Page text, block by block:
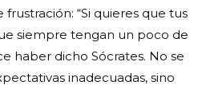
“Si quieres que tus
siempre tengan un poco de
haber dicho Sócrates. No se
inadecuadas, sino